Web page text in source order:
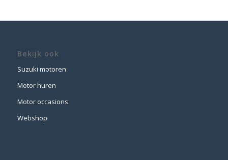
Bekijk ook
Suzuki motoren
Motor huren
Motor occasions
Webshop